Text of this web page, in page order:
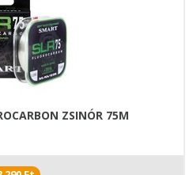
ZSINÓR 75M